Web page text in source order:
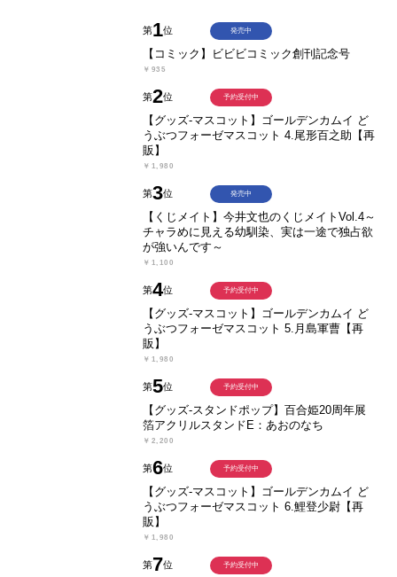
第1位
【コミック】ビビビコミック創刊記念号
￥935
発売中
第2位
【グッズ-マスコット】ゴールデンカムイ ど
うぶつフォーゼマスコット 4.尾形百之助【再
販】
￥1,980
予約受付中
第3位
【くじメイト】今井文也のくじメイトVol.4～
チャラめに見える幼馴染、実は一途で独占欲
が強いんです～
￥1,100
発売中
第4位
【グッズ-マスコット】ゴールデンカムイ ど
うぶつフォーゼマスコット 5.月島軍曹【再
販】
￥1,980
予約受付中
第5位
【グッズ-スタンドポップ】百合姫20周年展
箔アクリルスタンドE：あおのなち
￥2,200
予約受付中
第6位
【グッズ-マスコット】ゴールデンカムイ ど
うぶつフォーゼマスコット 6.鯉登少尉【再
販】
￥1,980
予約受付中
第7位 予約受付中